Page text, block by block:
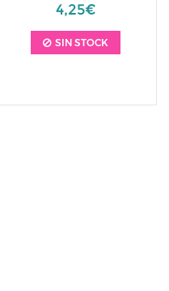
4,25€
SIN STOCK